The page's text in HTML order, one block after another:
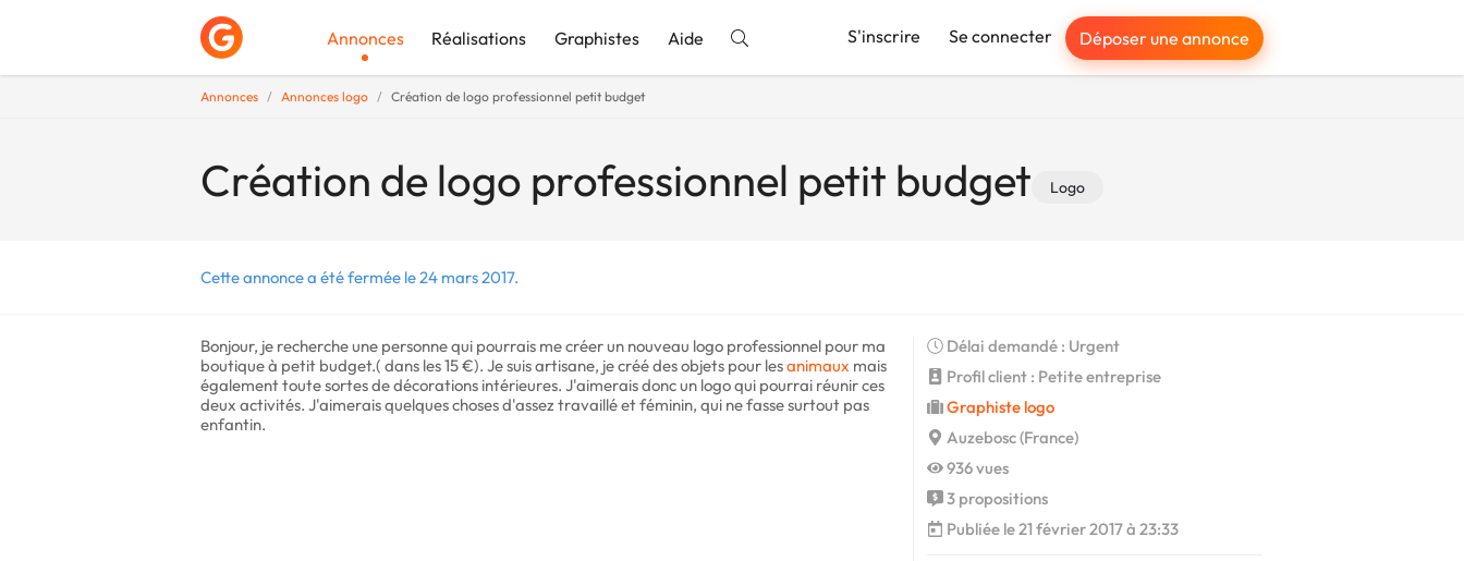
Annonces Réalisations Graphistes Aide S'inscrire Se connecter Déposer une annonce
Annonces Annonces logo Création de logo professionnel petit budget
Création de logo professionnel petit budget Logo
Cette annonce a été fermée le 24 mars 2017.
Bonjour, je recherche une personne qui pourrais me créer un nouveau logo professionnel pour ma
boutique à petit budget.( dans les 15 €). Je suis artisane, je créé des objets pour lesanimaux mais
également toute sortes de décorations intérieures. J'aimerais donc un logo qui pourrai réunir ces
deux activités. J'aimerais quelques choses d'assez travaillé et féminin, qui ne fasse surtout pas
enfantin.
Délai demandé : Urgent
Profil client : Petite entreprise
Graphiste logo
Auzebosc (France)
936 vues
3 propositions
Publiée le 21 février 2017 à 23:33